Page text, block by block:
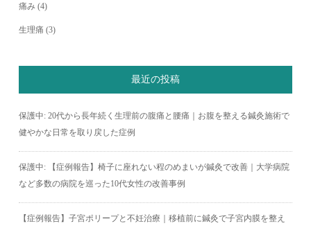
痛み (4)
生理痛 (3)
最近の投稿
保護中: 20代から長年続く生理前の腹痛と腰痛｜お腹を整える鍼灸施術で
健やかな日常を取り戻した症例
保護中: 【症例報告】椅子に座れない程のめまいが鍼灸で改善｜大学病院
など多数の病院を巡った10代女性の改善事例
【症例報告】子宮ポリープと不妊治療｜移植前に鍼灸で子宮内膜を整え